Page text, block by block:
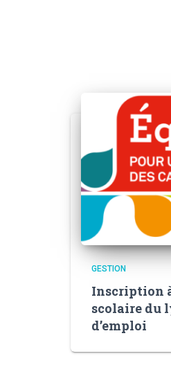
GESTION
Inscription
scolaire du
d’emploi